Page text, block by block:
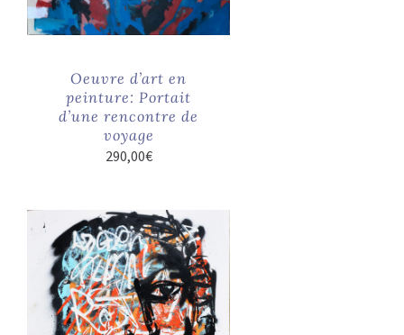
Oeuvre d’art en
peinture: Portait
d’une rencontre de
voyage
290,00€